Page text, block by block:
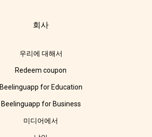
회사
우리에 대해서
Redeem coupon
Beelinguapp for Education
Beelinguapp for Business
미디어에서